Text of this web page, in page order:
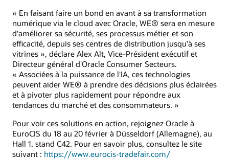
« En faisant faire un bond en avant à sa transformation
numérique via le cloud avec Oracle, WE® sera en mesure
d'améliorer sa sécurité, ses processus métier et son
efficacité, depuis ses centres de distribution jusqu'à ses
vitrines », déclare Alex Alt, Vice-Président exécutif et
Directeur général d'Oracle Consumer Secteurs.
« Associées à la puissance de l'IA, ces technologies
peuvent aider WE® à prendre des décisions plus éclairées
et à pivoter plus rapidement pour répondre aux
tendances du marché et des consommateurs. »
Pour voir ces solutions en action, rejoignez Oracle à
EuroCIS du 18 au 20 février à Düsseldorf (Allemagne), au
Hall 1, stand C42. Pour en savoir plus, consultez le site
suivant : https://www.eurocis-tradefair.com/